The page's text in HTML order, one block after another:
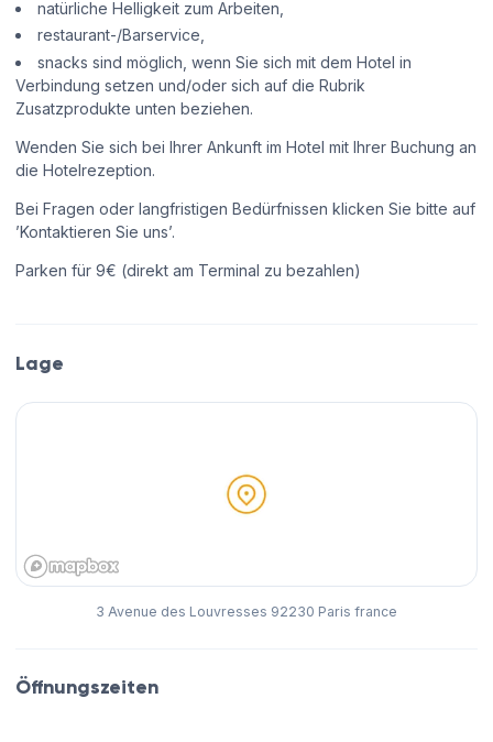
natürliche Helligkeit zum Arbeiten,
restaurant-/Barservice,
snacks sind möglich, wenn Sie sich mit dem Hotel in
Verbindung setzen und/oder sich auf die Rubrik
Zusatzprodukte unten beziehen.
Wenden Sie sich bei Ihrer Ankunft im Hotel mit Ihrer Buchung an
die Hotelrezeption.
Bei Fragen oder langfristigen Bedürfnissen klicken Sie bitte auf
’Kontaktieren Sie uns’.
Parken für 9€ (direkt am Terminal zu bezahlen)
Lage
3 Avenue des Louvresses 92230 Paris france
Öffnungszeiten